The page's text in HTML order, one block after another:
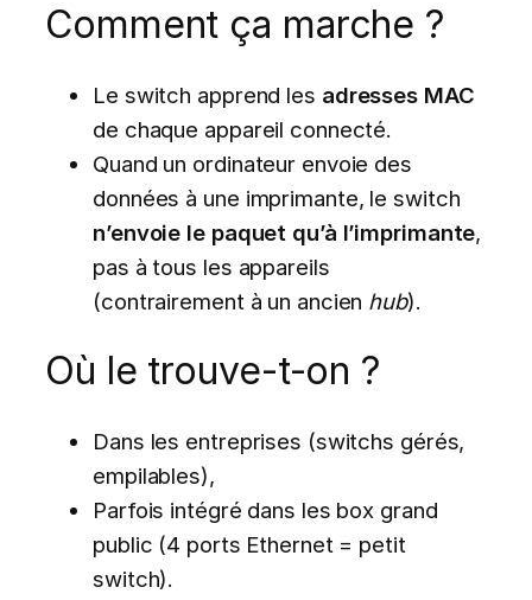
Comment ça marche ?
Le switch apprend les adresses MAC
de chaque appareil connecté.
Quand un ordinateur envoie des
données à une imprimante, le switch
n’envoie le paquet qu’à l’imprimante,
pas à tous les appareils
(contrairement à un ancien hub).
Où le trouve-t-on ?
Dans les entreprises (switchs gérés,
empilables),
Parfois intégré dans les box grand
public (4 ports Ethernet = petit
switch).